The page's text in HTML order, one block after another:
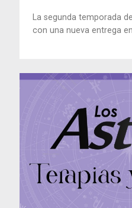
La segunda temporada
con una nueva entrega en